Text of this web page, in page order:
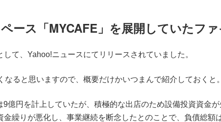
ース「MYCAFE」を展開していたフ
て、Yahoo!ニュースにてリリースされていました。
ると思いますので、概要だけかいつまんで紹介しておくと。
億円を計上していたが、積極的な出店のため設備投資資金
繰りが悪化し、事業継続を断念したとのことで、負債総額